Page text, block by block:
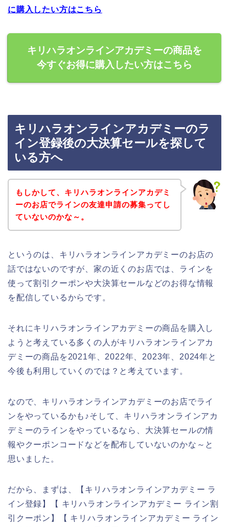
に購入したい方はこちら
キリハラオンラインアカデミーの商品を
今すぐお得に購入したい方はこちら
キリハラオンラインアカデミーのラ
イン登録後の大決算セールを探して
いる方へ
もしかして、キリハラオンラインアカデミ
ーのお店でラインの友達申請の募集ってし
ていないのかな～。
というのは、キリハラオンラインアカデミーのお店の
話ではないのですが、家の近くのお店では、ラインを
使って割引クーポンや大決算セールなどのお得な情報
を配信しているからです。
それにキリハラオンラインアカデミーの商品を購入し
ようと考えている多くの人がキリハラオンラインアカ
デミーの商品を2021年、2022年、2023年、2024年と
今後も利用していくのでは？と考えています。
なので、キリハラオンラインアカデミーのお店でライ
ンをやっているかも♪そして、キリハラオンラインアカ
デミーのラインをやっているなら、大決算セールの情
報やクーポンコードなどを配布していないのかな～と
思いました。
だから、まずは、【キリハラオンラインアカデミー ラ
イン登録】【 キリハラオンラインアカデミー ライン割
引クーポン】【 キリハラオンラインアカデミー ライン